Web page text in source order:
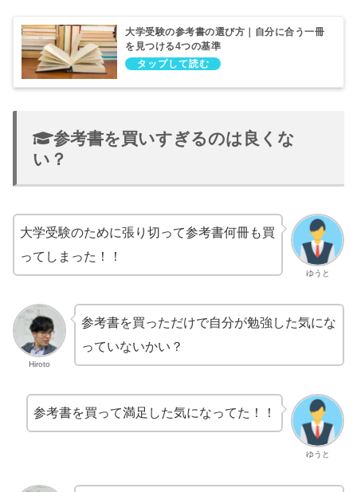
大学受験の参考書の選び方｜自分に合う一冊
を見つける4つの基準
参考書を買いすぎるのは良くな
い？
ゆうと
大学受験のために張り切って参考書何冊も買
ってしまった！！
Hiroto
参考書を買っただけで自分が勉強した気にな
っていないかい？
ゆうと
参考書を買って満足した気になってた！！